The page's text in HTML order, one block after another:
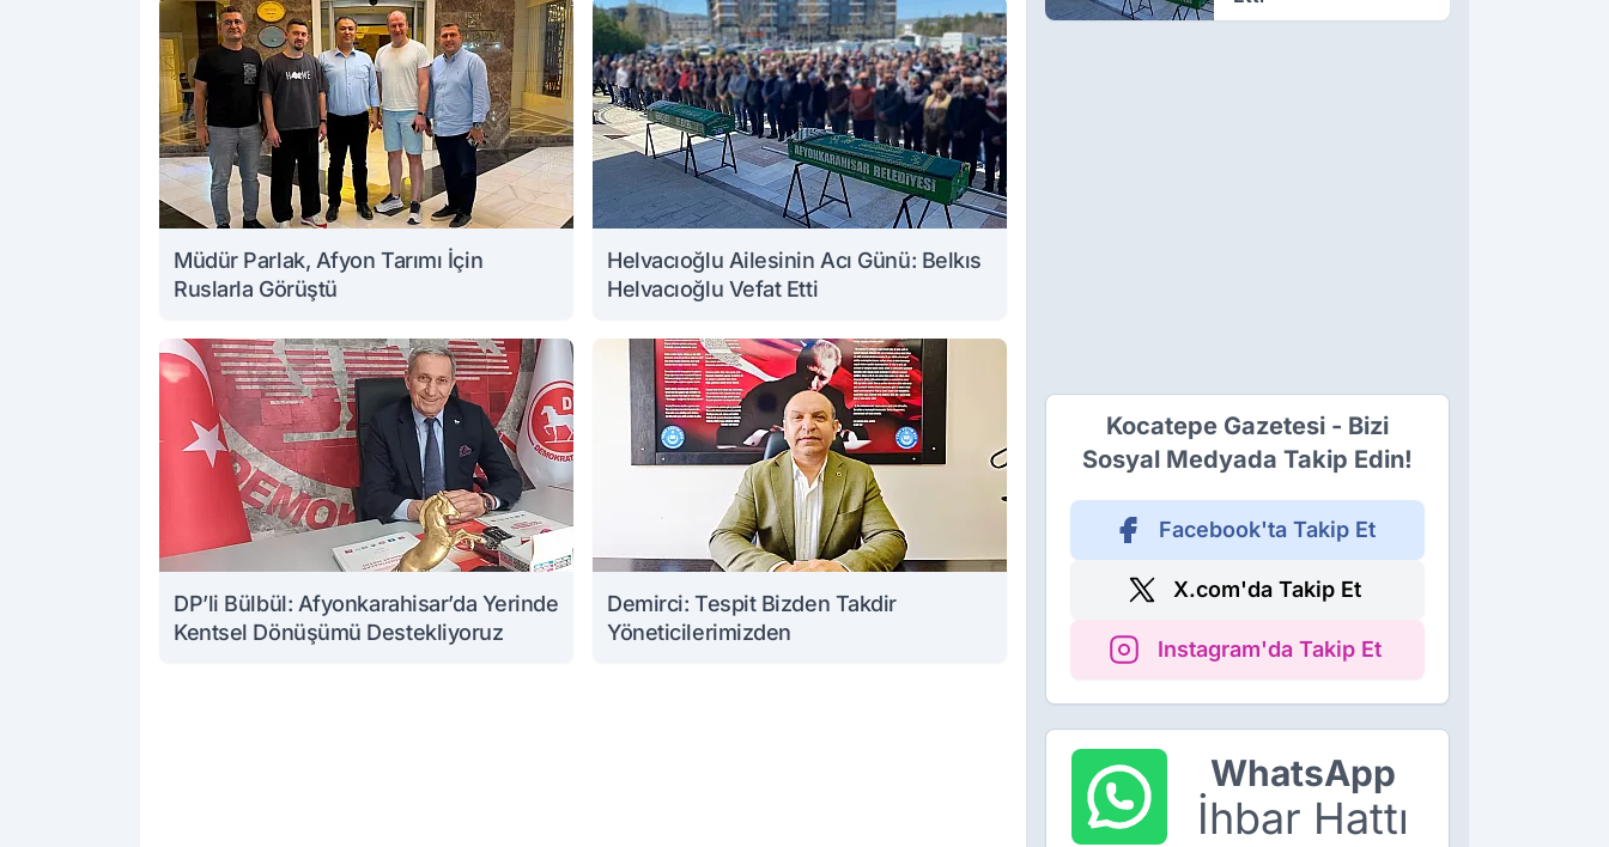
Müdür Parlak, Afyon Tarımı İçin
Ruslarla Görüştü
Helvacıoğlu Ailesinin Acı Günü: Belkıs
Helvacıoğlu Vefat Etti
DP’li Bülbül: Afyonkarahisar’da Yerinde
Kentsel Dönüşümü Destekliyoruz
Demirci: Tespit Bizden Takdir
Yöneticilerimizden
Kocatepe Gazetesi - Bizi
Sosyal Medyada Takip Edin!
Facebook'ta Takip Et
X.com'da Takip Et
Instagram'da Takip Et
WhatsApp
İhbar Hattı